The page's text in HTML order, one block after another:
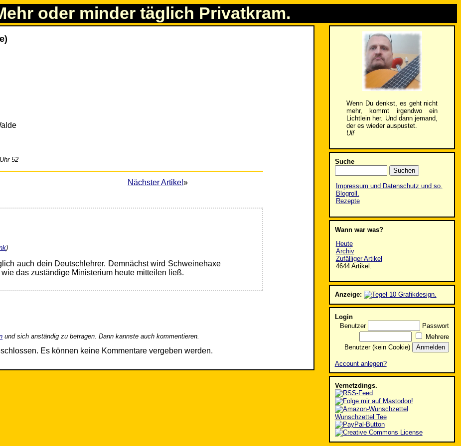
oder minder täglich Privatkram.
52
Nächster Artikel »
)
auch dein Deutschlehrer. Demnächst wird Schweinehaxe
das zuständige Ministerium heute mitteilen ließ.
und sich anständig zu betragen. Dann kannste auch kommentieren.
Es können keine Kommentare vergeben werden.
Wenn Du denkst, es geht nicht
mehr, kommt irgendwo ein
Lichtlein her. Und dann jemand,
der es wieder auspustet.
Ulf
Suche
Impressum und Datenschutz und so.
Blogroll.
Rezepte
Wann war was?
Heute
Archiv
Zufälliger Artikel
4644 Artikel.
Anzeige:
Login
Benutzer
Passwort
Mehrere
Benutzer (kein Cookie)
Account anlegen?
Vernetzdings.
Wunschzettel Tee